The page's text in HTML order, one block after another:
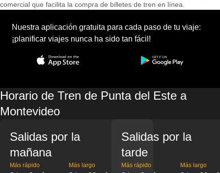
comercial que facilita la compra de billetes de tren en línea.
Nuestra aplicación gratuita para cada paso de tu viaje:
¡planificar viajes nunca ha sido tan fácil!
Horario de Tren de Punta del Este a
Montevideo
Salidas por la
mañana
Más rápido Más largo
Salidas por la
tarde
Más rápido Más largo